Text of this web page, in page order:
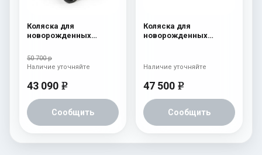
Коляска для
новорожденных
Black) Denim
50 700 р
43 090 e
Сообщить
Наличие уточняйте
Коляска для
новорожденных
47 500 e
Сообщить
Наличие уточняйте